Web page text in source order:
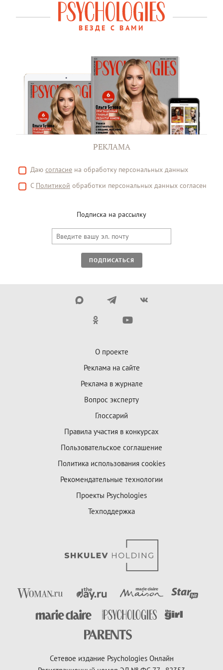
ВЕЗДЕ С ВАМИ
РЕКЛАМА
Даю согласие на обработку персональных данных
С Политикой обработки персональных данных согласен
Подписка на рассылку
ПОДПИСАТЬСЯ
О проекте
Реклама на сайте
Реклама в журнале
Вопрос эксперту
Глоссарий
Правила участия в конкурсах
Пользовательское соглашение
Политика использования cookies
Рекомендательные технологии
Проекты Psychologies
Техподдержка
Сетевое издание Psychologies Онлайн